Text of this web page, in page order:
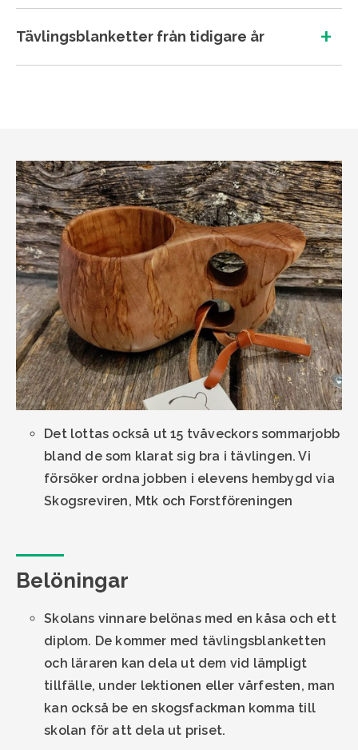
Tävlingsblanketter från tidigare år +
Det lottas också ut 15 tvåveckors sommarjobb
bland de som klarat sig bra i tävlingen. Vi
försöker ordna jobben i elevens hembygd via
Skogsreviren, Mtk och Forstföreningen
Belöningar
Skolans vinnare belönas med en kåsa och ett
diplom. De kommer med tävlingsblanketten
och läraren kan dela ut dem vid lämpligt
tillfälle, under lektionen eller vårfesten, man
kan också be en skogsfackman komma till
skolan för att dela ut priset.